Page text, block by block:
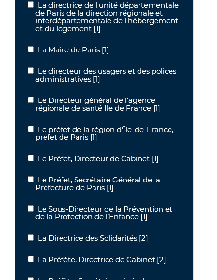
La directrice de l'unité départementale de Paris de la direction
La directrice de l'unité départementale
de Paris de la direction régionale et
interdépartementale de l'hébergement
et du logement [1]
La Maire de Paris
La Maire de Paris [1]
Le directeur des usagers et des polices administratives
Le directeur des usagers et des polices
administratives [1]
Le Directeur général de l’agence régionale de santé Ile de France
Le Directeur général de l’agence
régionale de santé Ile de France [1]
Le préfet de la région d’Île-de-France, préfet de Paris
Le préfet de la région d’Île-de-France,
préfet de Paris [1]
Le Préfet, Directeur de Cabinet
Le Préfet, Directeur de Cabinet [1]
Le Préfet, Secrétaire Général de la Préfecture de Paris
Le Préfet, Secrétaire Général de la
Préfecture de Paris [1]
Le Sous-Directeur de la Prévention et de la Protection de
Le Sous-Directeur de la Prévention et
de la Protection de l’Enfance [1]
La Directrice des Solidarités
La Directrice des Solidarités [2]
La Préfète, Directrice de Cabinet
La Préfète, Directrice de Cabinet [2]